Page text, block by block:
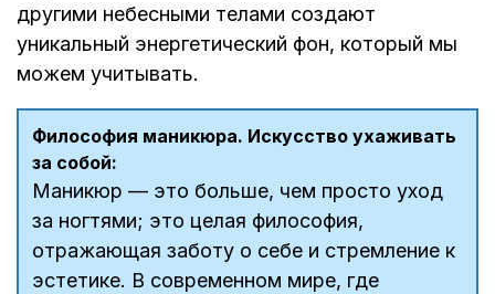
другими небесными телами создают
уникальный энергетический фон, который мы
можем учитывать.
Философия маникюра. Искусство ухаживать
за собой:
Маникюр — это больше, чем просто уход
за ногтями; это целая философия,
отражающая заботу о себе и стремление к
эстетике. В современном мире, где